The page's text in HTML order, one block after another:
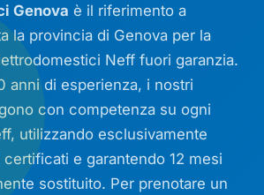
Genova è il riferimento a
la provincia di Genova per la
Neff fuori garanzia.
anni di esperienza, i nostri
con competenza su ogni
utilizzando esclusivamente
e garantendo 12 mesi
sostituito. Per prenotare un